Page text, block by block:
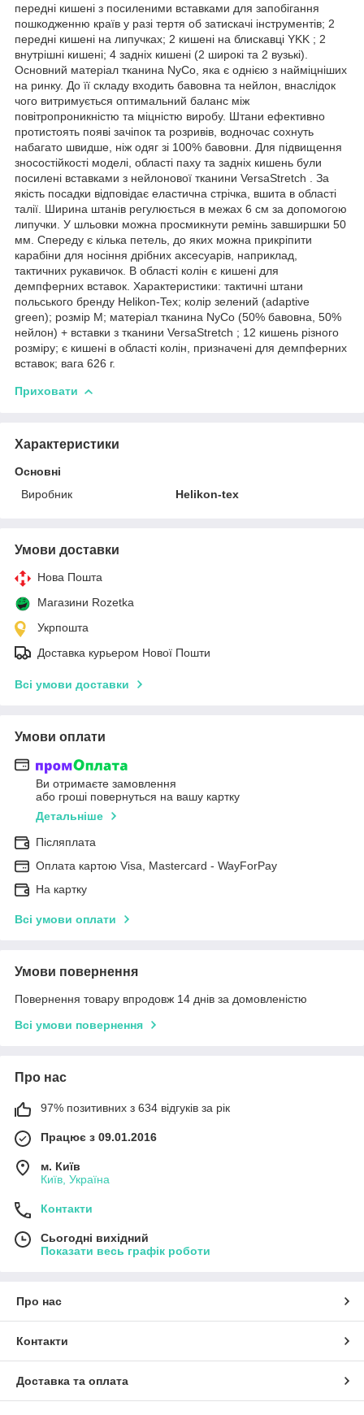
передні кишені з посиленими вставками для запобігання
пошкодженню країв у разі тертя об затискачі інструментів; 2
передні кишені на липучках; 2 кишені на блискавці YKK ; 2
внутрішні кишені; 4 задніх кишені (2 широкі та 2 вузькі).
Основний матеріал тканина NyCo, яка є однією з найміцніших
на ринку. До її складу входить бавовна та нейлон, внаслідок
чого витримується оптимальний баланс між
повітропроникністю та міцністю виробу. Штани ефективно
протистоять появі зачіпок та розривів, водночас сохнуть
набагато швидше, ніж одяг зі 100% бавовни. Для підвищення
зносостійкості моделі, області паху та задніх кишень були
посилені вставками з нейлонової тканини VersaStretch . За
якість посадки відповідає еластична стрічка, вшита в області
талії. Ширина штанів регулюється в межах 6 см за допомогою
липучки. У шльовки можна просмикнути ремінь завширшки 50
мм. Спереду є кілька петель, до яких можна прикріпити
карабіни для носіння дрібних аксесуарів, наприклад,
тактичних рукавичок. В області колін є кишені для
демпферних вставок. Характеристики: тактичні штани
польського бренду Helikon-Tex; колір зелений (adaptive
green); розмір M; матеріал тканина NyCo (50% бавовна, 50%
нейлон) + вставки з тканини VersaStretch ; 12 кишень різного
розміру; є кишені в області колін, призначені для демпферних
вставок; вага 626 г.
Приховати
Характеристики
Основні
Виробник
Helikon-tex
Умови доставки
Нова Пошта
Магазини Rozetka
Укрпошта
Доставка курьером Нової Пошти
Всі умови доставки
Умови оплати
Ви отримаєте замовлення
або гроші повернуться на вашу картку
Детальніше
Післяплата
Оплата картою Visa, Mastercard - WayForPay
На картку
Всі умови оплати
Умови повернення
Повернення товару впродовж 14 днів за домовленістю
Всі умови повернення
Про нас
97% позитивних з 634 відгуків за рік
Працює з 09.01.2016
м. Київ
Київ, Україна
Контакти
Сьогодні вихідний
Показати весь графік роботи
Про нас
Контакти
Доставка та оплата